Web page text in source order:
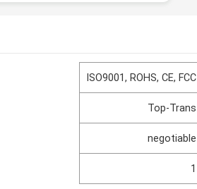
ISO9001, ROHS, CE, FCC
Top-Trans
negotiable
1